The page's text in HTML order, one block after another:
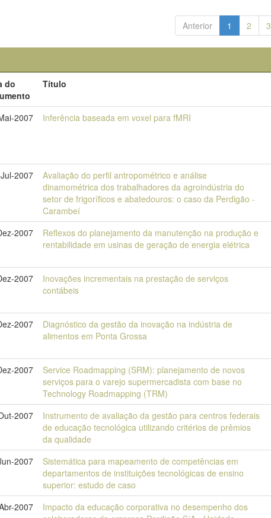
Anterior 1 2 3
do
Título
2007 Inferência baseada em voxel para fMRI
2007
Avaliação do perfil antropométrico e análise
dinamométrica dos trabalhadores da agroindústria do
setor de frigoríficos e abatedouros: o caso da Perdigão -
Carambeí
2007
Reflexos do planejamento da manutenção na produção e
rentabilidade em usinas de geração de energia elétrica
2007
Inovações incrementais na prestação de serviços
contábeis
2007
Diagnóstico da gestão da inovação na indústria de
alimentos em Ponta Grossa
2007
Service Roadmapping (SRM): planejamento de novos
serviços para o varejo supermercadista com base no
Technology Roadmapping (TRM)
2007
Instrumento de avaliação da gestão para centros federais
de educação tecnológica utilizando critérios de prêmios
da qualidade
2007
Sistemática para mapeamento de competências em
departamentos de instituições tecnológicas de ensino
superior: estudo de caso
2007
Impacto da educação corporativa no desempenho dos